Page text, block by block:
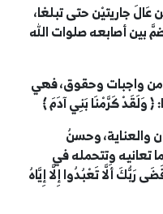
جاريتيْن حتى تبلغا،
بين أصابعه صلوات الله
من واجبات وحقوق، فهي
﴿وَلَقَدْ كَرَّمْنَا بَنِي آدَمَ﴾
والعناية، وحسنُ
تعانيه وتتحمله في
رَبُّكَ أَلَّا تَعْبُدُوا إِلَّا إِيَّاهُ